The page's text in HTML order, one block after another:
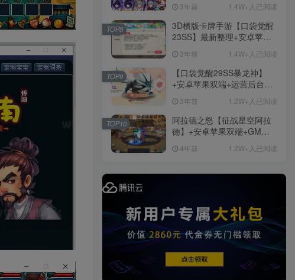
ID+详细指令+极简一键修改
3年前 1.4W+人已阅读
3D横版卡牌手游【口袋觉醒
23SS】最新整理+安卓苹果
细搭建教程
3年前 1.4W+人已阅读
TOP8
【口袋觉醒29SS暴龙神】
+安卓苹果双端+运营后台
端 3年前 1.2W+人已阅读
TOP9
阿拉德之怒【征战星空阿拉
德】+安卓苹果双端+GM授
+详细教程
4年前 1.2W+人已阅读
TOP10